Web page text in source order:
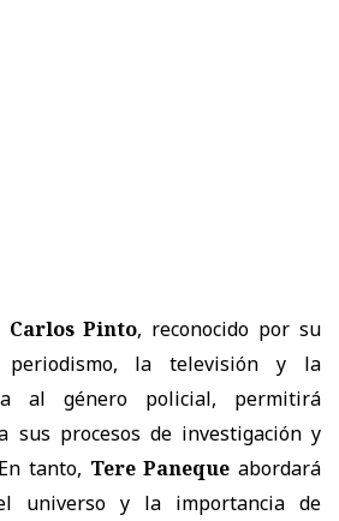
Carlos Pinto, reconocido por su
la televisión y la
al género policial, permitirá
sus procesos de investigación y
tanto, Tere Paneque abordará
universo y la importancia de